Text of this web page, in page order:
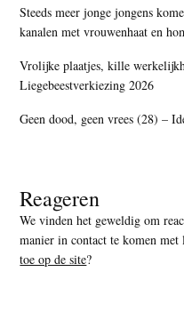
Steeds meer jonge jongens
kanalen met vrouwenhaat en
Vrolijke plaatjes, kille
Liegebeestverkiezing 2026
Geen dood, geen vrees (28) –
Reageren
We vinden het geweldig om
manier in contact te komen
toe op de site?